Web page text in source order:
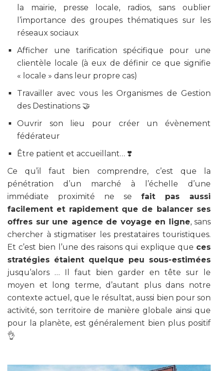
la mairie, presse locale, radios, sans oublier
l’importance des groupes thématiques sur les
réseaux sociaux
Afficher une tarification spécifique pour une
clientèle locale (à eux de définir ce que signifie
« locale » dans leur propre cas)
Travailler avec vous les Organismes de Gestion
des Destinations 🤝
Ouvrir son lieu pour créer un évènement
fédérateur
Être patient et accueillant… ❣️
Ce qu’il faut bien comprendre, c’est que la
pénétration d’un marché à l’échelle d’une
immédiate proximité ne se fait pas aussi
facilement et rapidement que de balancer ses
offres sur une agence de voyage en ligne, sans
chercher à stigmatiser les prestataires touristiques.
Et c’est bien l’une des raisons qui explique que ces
stratégies étaient quelque peu sous-estimées
jusqu’alors … Il faut bien garder en tête sur le
moyen et long terme, d’autant plus dans notre
contexte actuel, que le résultat, aussi bien pour son
activité, son territoire de manière globale ainsi que
pour la planète, est généralement bien plus positif
👌